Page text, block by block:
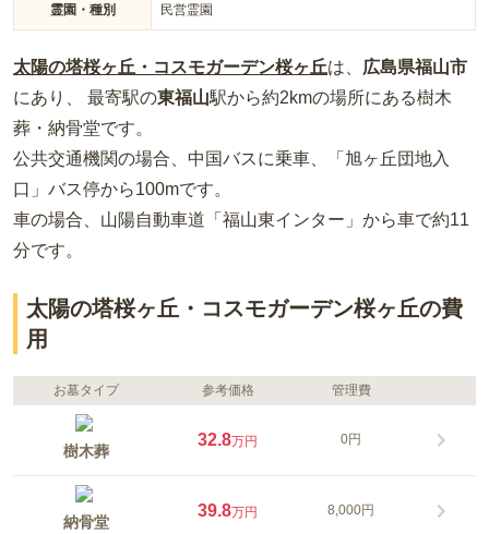
霊園・種別 民営霊園
太陽の塔桜ヶ丘・コスモガーデン桜ヶ丘は、 広島県福山市
にあり、 最寄駅の東福山駅から約2kmの場所にある樹木
葬・納骨堂です。
公共交通機関の場合 、中国バスに乗車、「旭ヶ丘団地入
口」バス停から100mです。
車の場合 、山陽自動車道「福山東インター」から車で約11
分です。
太陽の塔桜ヶ丘・コスモガーデン桜ヶ丘の費
用
お墓タイプ 参考価格 管理費
樹木葬
32.8万円 0円
納骨堂
39.8万円 8,000円